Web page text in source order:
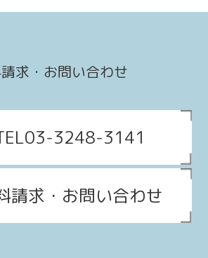
求・お問い合わせ
3248-3141
請求・お問い合わせ